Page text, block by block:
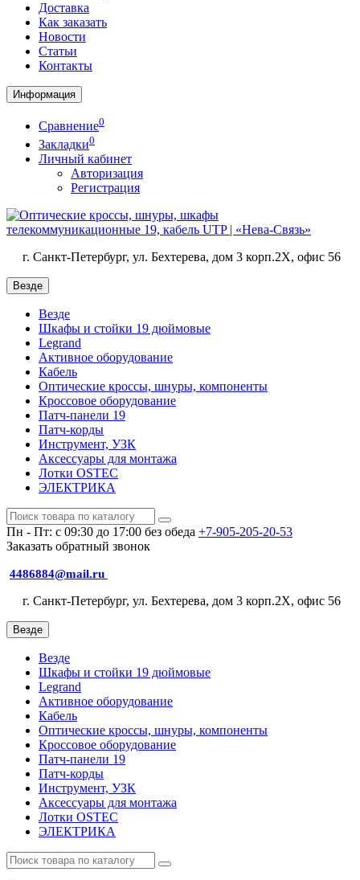
Доставка
Как заказать
Новости
Статьи
Контакты
Информация
Сравнение0
Закладки0
Личный кабинет
Авторизация
Регистрация
г. Санкт-Петербург, ул. Бехтерева, дом 3 корп.2X, офис 56
Везде
Везде
Шкафы и стойки 19 дюймовые
Legrand
Активное оборудование
Кабель
Оптические кроссы, шнуры, компоненты
Кроссовое оборудование
Патч-панели 19
Патч-корды
Инструмент, УЗК
Аксессуары для монтажа
Лотки OSTEC
ЭЛЕКТРИКА
Пн - Пт: с 09:30 до 17:00 без обеда +7-905-205-20-53
Заказать обратный звонок
4486884@mail.ru
г. Санкт-Петербург, ул. Бехтерева, дом 3 корп.2X, офис 56
Везде
Везде
Шкафы и стойки 19 дюймовые
Legrand
Активное оборудование
Кабель
Оптические кроссы, шнуры, компоненты
Кроссовое оборудование
Патч-панели 19
Патч-корды
Инструмент, УЗК
Аксессуары для монтажа
Лотки OSTEC
ЭЛЕКТРИКА